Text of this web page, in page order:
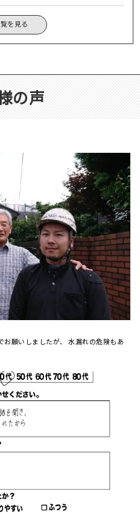
を見る
の声
願いしましたが、 水漏れの危険もあ